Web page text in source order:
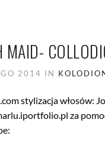
MAID-
2014 IN
stylizacja włosów:
za